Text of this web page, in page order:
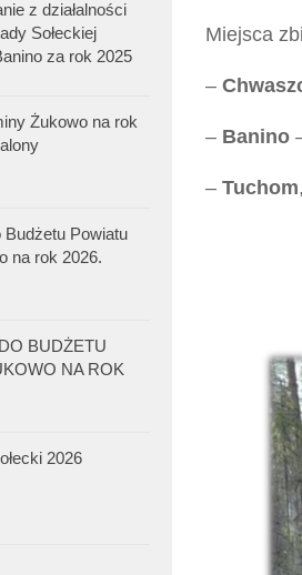
Miejsca
–
– Banino
– Tuchom
z działalności
Sołeckiej
za rok 2025
Żukowo na rok
Budżetu Powiatu
na rok 2026.
BUDŻETU
NA ROK
2026